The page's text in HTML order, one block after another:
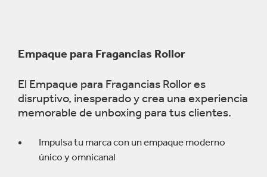
Empaque para Fragancias Rollor
El Empaque para Fragancias Rollor es
disruptivo, inesperado y crea una experiencia
memorable de unboxing para tus clientes.
Impulsa tu marca con un empaque moderno
único y omnicanal